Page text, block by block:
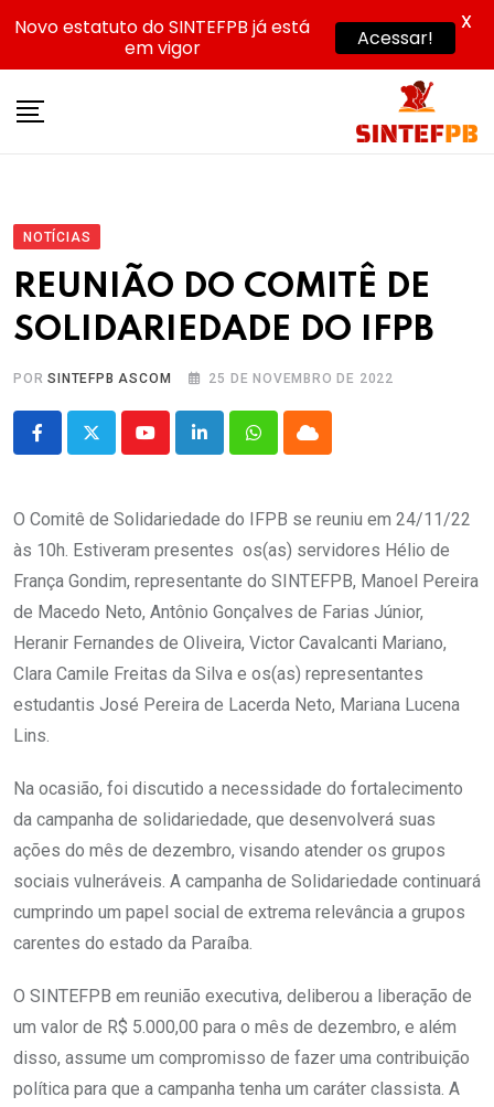
NOTÍCIAS
REUNIÃO DO COMITÊ DE
SOLIDARIEDADE DO IFPB
PORSINTEFPB ASCOM 25 DE NOVEMBRO DE 2022
YoutubeLinkedInWhatsappCloud
O Comitê de Solidariedade do IFPB se reuniu em 24/11/22
às 10h. Estiveram presentes os(as) servidores Hélio de
França Gondim, representante do SINTEFPB, Manoel Pereira
de Macedo Neto, Antônio Gonçalves de Farias Júnior,
Heranir Fernandes de Oliveira, Victor Cavalcanti Mariano,
Clara Camile Freitas da Silva e os(as) representantes
estudantis José Pereira de Lacerda Neto, Mariana Lucena
Lins.
Na ocasião, foi discutido a necessidade do fortalecimento
da campanha de solidariedade, que desenvolverá suas
ações do mês de dezembro, visando atender os grupos
sociais vulneráveis. A campanha de Solidariedade continuará
cumprindo um papel social de extrema relevância a grupos
carentes do estado da Paraíba.
O SINTEFPB em reunião executiva, deliberou a liberação de
um valor de R$ 5.000,00 para o mês de dezembro, e além
disso, assume um compromisso de fazer uma contribuição
política para que a campanha tenha um caráter classista. A
Novo estatuto do SINTEFPB já está
em vigor
Acessar!
X